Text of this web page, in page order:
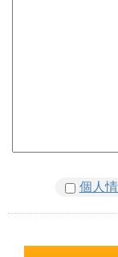
個人